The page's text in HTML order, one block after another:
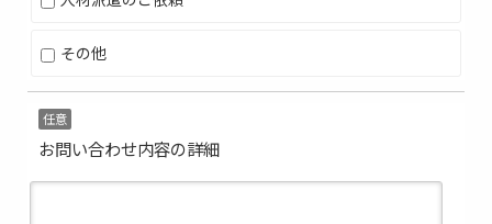
その他
任意
お問い合わせ内容の詳細